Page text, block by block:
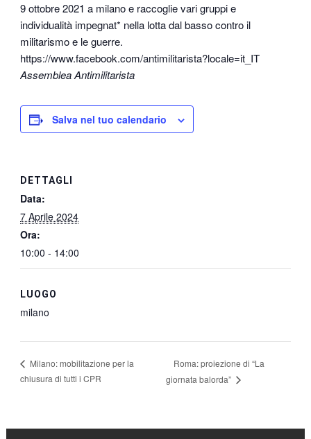
9 ottobre 2021 a milano e raccoglie vari gruppi e
individualità impegnat* nella lotta dal basso contro il
militarismo e le guerre.
https://www.facebook.com/antimilitarista?locale=it_IT
Assemblea Antimilitarista
Salva nel tuo calendario
DETTAGLI
Data:
7 Aprile 2024
Ora:
10:00 - 14:00
LUOGO
milano
Milano: mobilitazione per la
chiusura di tutti i CPR
Roma: proiezione di “La
giornata balorda”